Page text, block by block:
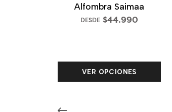
Alfombra Saimaa
DESDE $44.990
VER OPCIONES